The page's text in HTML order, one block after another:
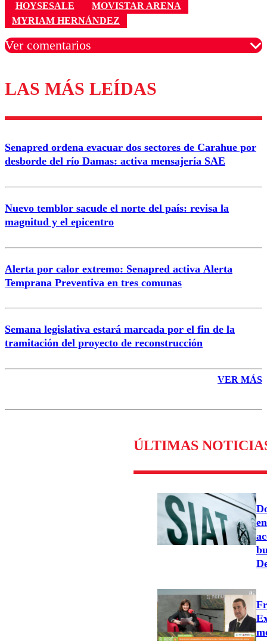
HOYSESALE
MOVISTAR ARENA
MYRIAM HERNÁNDEZ
Ver comentarios
Los comentarios son moderados para garantizar un
diálogo respetuoso.
Correo
LAS MÁS LEÍDAS
Senapred ordena evacuar dos sectores de Carahue por
desborde del río Damas: activa mensajería SAE
Nuevo temblor sacude el norte del país: revisa la
magnitud y el epicentro
Alerta por calor extremo: Senapred activa Alerta
Temprana Preventiva en tres comunas
Semana legislativa estará marcada por el fin de la
tramitación del proyecto de reconstrucción
VER MÁS
ÚLTIMAS